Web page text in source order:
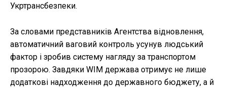
Укртрансбезпеки.
За словами представників Агентства відновлення,
автоматичний ваговий контроль усунув людський
фактор і зробив систему нагляду за транспортом
прозорою. Завдяки WIM держава отримує не лише
додаткові надходження до державного бюджету, а й